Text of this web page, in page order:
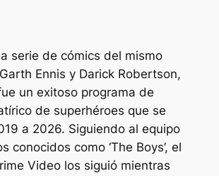
serie de cómics del mismo
Ennis y Darick Robertson,
un exitoso programa de
de superhéroes que se
a 2026. Siguiendo al equipo
conocidos como ‘The Boys’, el
Video los siguió mientras